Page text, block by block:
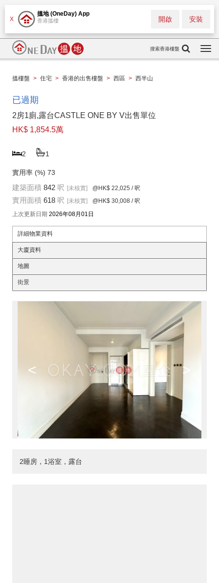
X
搵地 (OneDay) App
香港搵樓 安裝
開啟
搜索香港樓盤
搵樓盤 > 住宅 > 香港的出售樓盤 > 西區 > 西半山
已過期
2房1廁,露台CASTLE ONE BY V出售單位
HK$ 1,854.5萬
2 1
實用率 (%) 73
建築面積 842 呎 [未核實] @HK$ 22,025 / 呎
實用面積 618 呎 [未核實] @HK$ 30,008 / 呎
上次更新日期 2026年08月01日
詳細物業資料
大廈資料
地圖
街景
< >
2睡房，1浴室，露台